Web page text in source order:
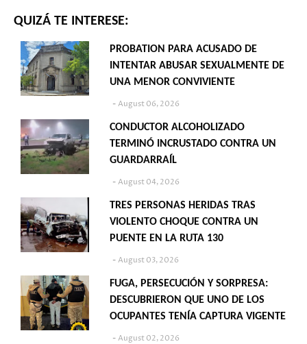
QUIZÁ TE INTERESE:
PROBATION PARA ACUSADO DE
INTENTAR ABUSAR SEXUALMENTE DE
UNA MENOR CONVIVIENTE
August 06, 2026
CONDUCTOR ALCOHOLIZADO
TERMINÓ INCRUSTADO CONTRA UN
GUARDARRAÍL
August 04, 2026
TRES PERSONAS HERIDAS TRAS
VIOLENTO CHOQUE CONTRA UN
PUENTE EN LA RUTA 130
August 03, 2026
FUGA, PERSECUCIÓN Y SORPRESA:
DESCUBRIERON QUE UNO DE LOS
OCUPANTES TENÍA CAPTURA VIGENTE
August 02, 2026